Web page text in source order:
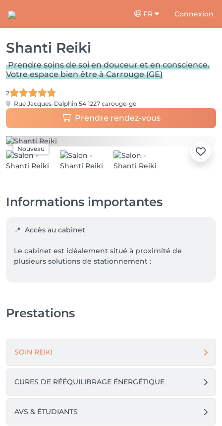
FR Connexion
Shanti Reiki
Prendre soins de soi en douceur et en conscience.
Votre espace bien être à Carrouge (GE)
2
Rue Jacques-Dalphin 54 1227 carouge-ge
Prendre rendez-vous
Nouveau
Informations importantes
📍  Accès au cabinet
Le cabinet est idéalement situé à proximité de
plusieurs solutions de stationnement :
🚋 En transports publics, l’arrêt Carouge-Marché
disponibles tout au long de la rue.
Au plaisir de vous accueillir prochainement.🙏🏽
Prestations
SOIN REIKI
CURES DE RÉÉQUILIBRAGE ÉNERGÉTIQUE
AVS & ÉTUDIANTS